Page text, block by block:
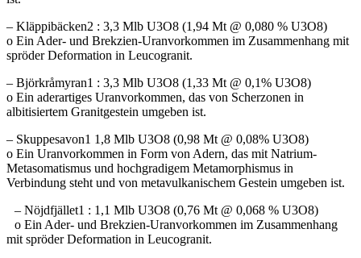
– Kläppibäcken2 : 3,3 Mlb U3O8 (1,94 Mt @ 0,080 % U3O8)
o Ein Ader- und Brekzien-Uranvorkommen im Zusammenhang mit
spröder Deformation in Leucogranit.
– Björkråmyran1 : 3,3 Mlb U3O8 (1,33 Mt @ 0,1% U3O8)
o Ein aderartiges Uranvorkommen, das von Scherzonen in
albitisiertem Granitgestein umgeben ist.
– Skuppesavon1 1,8 Mlb U3O8 (0,98 Mt @ 0,08% U3O8)
o Ein Uranvorkommen in Form von Adern, das mit Natrium-
Metasomatismus und hochgradigem Metamorphismus in
Verbindung steht und von metavulkanischem Gestein umgeben ist.
– Nöjdfjället1 : 1,1 Mlb U3O8 (0,76 Mt @ 0,068 % U3O8)
o Ein Ader- und Brekzien-Uranvorkommen im Zusammenhang
mit spröder Deformation in Leucogranit.